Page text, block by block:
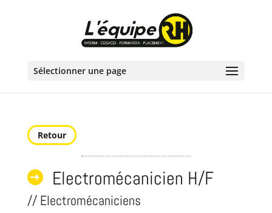
Sélectionner une page
Retour
Electromécanicien H/F
// Electromécaniciens